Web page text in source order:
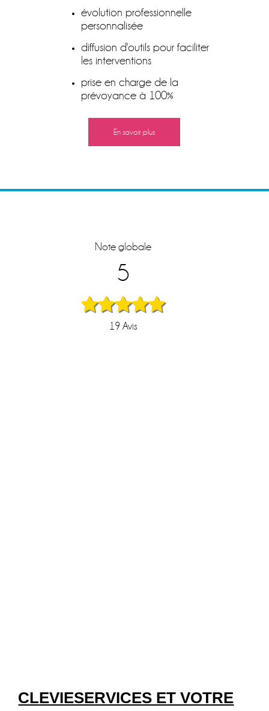
évolution professionnelle
personnalisée
diffusion d'outils pour faciliter
les interventions
prise en charge de la
prévoyance à 100%
5
19Avis
CLEVIESERVICES ET VOTRE